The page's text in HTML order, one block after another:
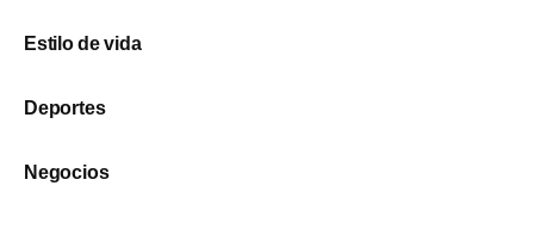
Estilo de vida
Deportes
Negocios